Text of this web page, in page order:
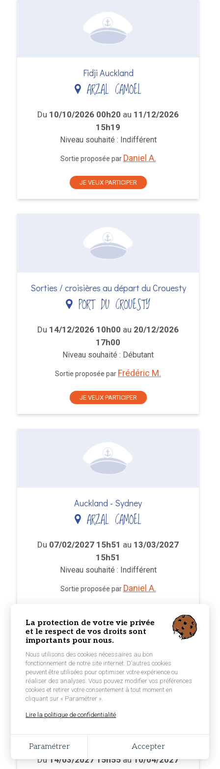
Fidji Auckland
ARZAL CAMOEL
Du 10/10/2026 00h20 au 11/12/2026
15h19
Niveau souhaité : Indifférent
Sortie proposée par Daniel A.
JE VEUX PARTICIPER
Sorties / croisières au départ du Crouesty
PORT DU CROUESTY
Du 14/12/2026 10h00 au 20/12/2026
17h00
Niveau souhaité : Débutant
Sortie proposée par Frédéric M.
JE VEUX PARTICIPER
Auckland - Sydney
ARZAL CAMOEL
Du 07/02/2027 15h51 au 13/03/2027
15h51
Niveau souhaité : Indifférent
Sortie proposée par Daniel A.
SYDNEY - SYDNEY
ARZAL CAMOEL
Du14/03/2027 15h55au10/04/2027
La protection de votre vie privée
et le respect de vos droits sont
importants pour nous.
Nous utilisons des cookies nécessaires au bon
fonctionnement de notre site internet. D’autres cookies
peuvent être utilisées pour optimiser votre expérience ou
réaliser des analyses. Vous pouvez modifier vos préférences
cookies et retirer votre consentement à tout moment en
cliquant sur « Paramétrer ».
Lire la politique de confidentialité
Paramétrer Accepter